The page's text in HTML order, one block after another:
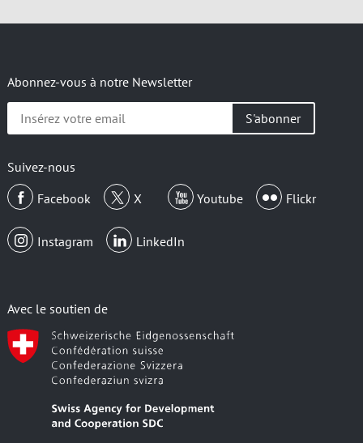
Abonnez-vous à notre Newsletter
Insérez
votre
Suivez-nous
Facebook
X Youtube Flickr
Instagram LinkedIn
Avec le soutien de